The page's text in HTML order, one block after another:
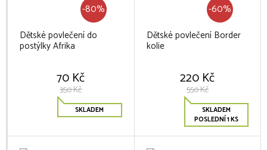
-80%
Dětské povlečení do
postýlky Afrika
70 Kč
350 Kč
SKLADEM
-60%
Dětské povlečení Border
kolie
220 Kč
550 Kč
SKLADEM
POSLEDNÍ 1 KS